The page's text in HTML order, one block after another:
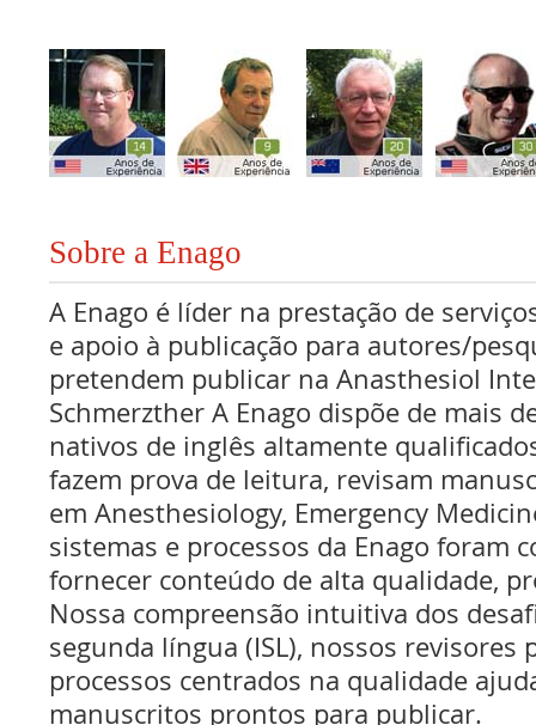
Sobre a Enago
A Enago é líder na prestação de
e apoio à publicação para autores/
pretendem publicar na Anasthesiol
Schmerzther A Enago dispõe de mais
nativos de inglês altamente
fazem prova de leitura, revisam
em Anesthesiology, Emergency
sistemas e processos da Enago foram
fornecer conteúdo de alta qualidade,
Nossa compreensão intuitiva dos
segunda língua (ISL), nossos revisores
processos centrados na qualidade
manuscritos prontos para publicar.